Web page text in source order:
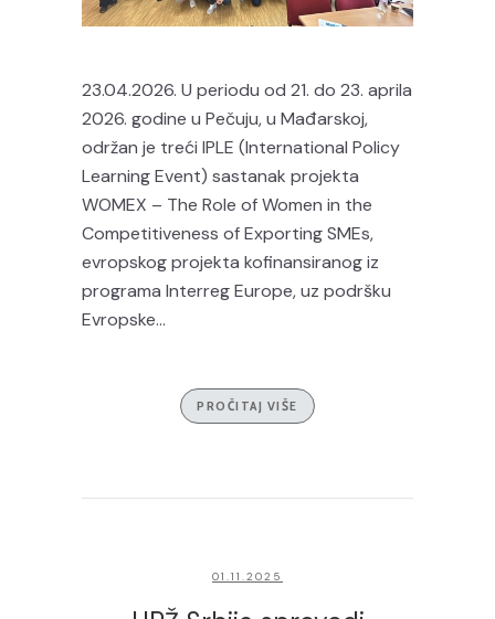
23.04.2026. U periodu od 21. do 23. aprila
2026. godine u Pečuju, u Mađarskoj,
održan je treći IPLE (International Policy
Learning Event) sastanak projekta
WOMEX – The Role of Women in the
Competitiveness of Exporting SMEs,
evropskog projekta kofinansiranog iz
programa Interreg Europe, uz podršku
Evropske...
PROČITAJ VIŠE
01.11.2025